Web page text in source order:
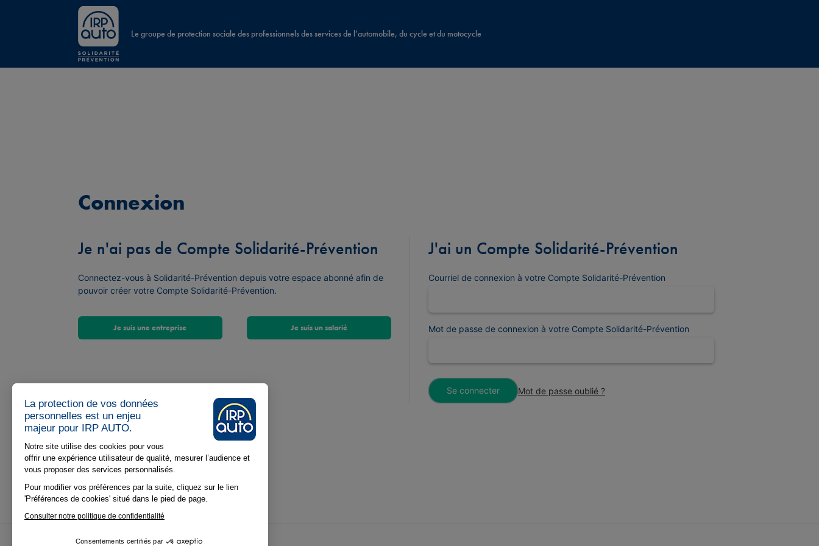
La protection de vos données
personnelles est un enjeu
majeur pour IRP AUTO.
Notre site utilise des cookies pour vous
offrir une expérience utilisateur de qualité, mesurer l’audience et
vous proposer des services personnalisés.
Pour modifier vos préférences par la suite, cliquez sur le lien
'Préférences de cookies' situé dans le pied de page.
Consulter notre politique de confidentialité
Consentements certifiés par
Le groupe de protection sociale des professionnels des services de l’automobile, du cycle et du motocycle
Connexion
Je n'ai pas de Compte Solidarité-Prévention
Connectez-vous à Solidarité-Prévention depuis votre espace abonné afin de
pouvoir créer votre Compte Solidarité-Prévention.
Je suis une entreprise Je suis un salarié
J'ai un Compte Solidarité-Prévention
Courriel de connexion à votre Compte Solidarité-Prévention
Mot de passe de connexion à votre Compte Solidarité-Prévention
Se connecter Mot de passe oublié ?